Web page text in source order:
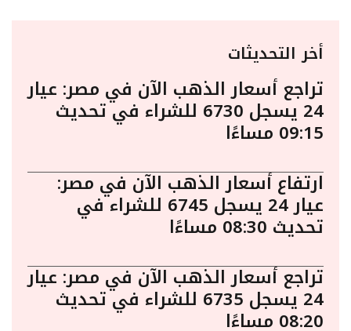
أخر التحديثات
تراجع أسعار الذهب الآن في مصر: عيار
24 يسجل 6730 للشراء في تحديث
09:15 مساءًا
ارتفاع أسعار الذهب الآن في مصر:
عيار 24 يسجل 6745 للشراء في
تحديث 08:30 مساءًا
تراجع أسعار الذهب الآن في مصر: عيار
24 يسجل 6735 للشراء في تحديث
08:20 مساءًا